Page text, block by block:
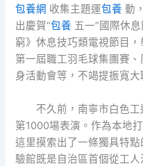
包養網 收集主題運包養 動
出慶賀“包養 五一”國際休
窮》休息技巧類電視節目
第一屆職工羽毛球集團賽
身活動會等，不竭提振寬
不久前，南寧市白色
第1000場表演。作為本地
這里摸索出了一條獨具特
驗館既是自治區首個從工